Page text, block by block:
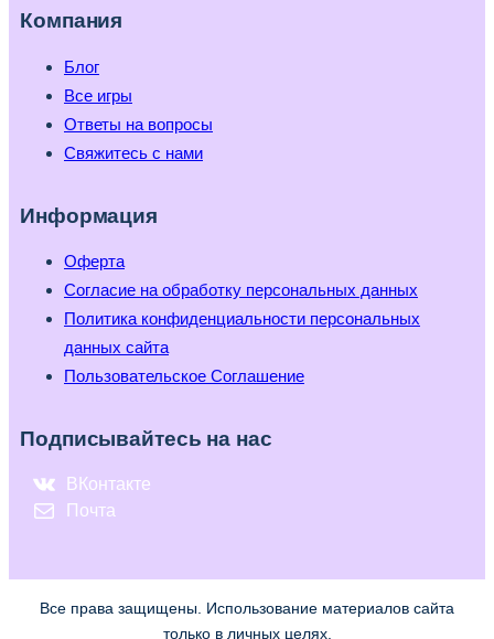
Компания
Блог
Все игры
Ответы на вопросы
Свяжитесь с нами
Информация
Оферта
Согласие на обработку персональных данных
Политика конфиденциальности персональных
данных сайта
Пользовательское Соглашение
Подписывайтесь на нас
ВКонтакте
Почта
Все права защищены. Использование материалов сайта
только в личных целях.